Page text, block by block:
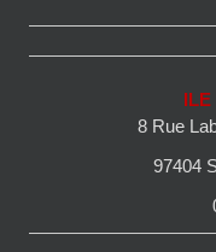
8 Rue
97404